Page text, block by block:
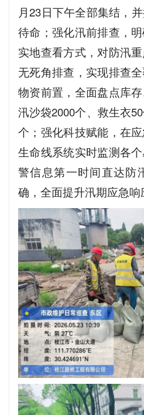
月23日下午全部集结，
待命；强化汛前排查，
实地查看方式，对防汛重
无死角排查，实现排查
物资前置，全面盘点库
汛沙袋2000个、救生衣
个；强化科技赋能，在
生命线系统实时监测各
警信息第一时间直达防
确，全面提升汛期应急响